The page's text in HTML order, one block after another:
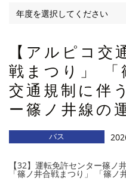
【アルピコ交
戦まつり」 「
交通規制に伴
ー篠ノ井線の
バス
【32】運転免許センター篠ノ
「篠ノ井合戦まつり」 「篠